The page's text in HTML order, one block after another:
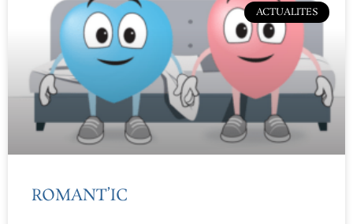
ACTUALITES
ROMANT’IC